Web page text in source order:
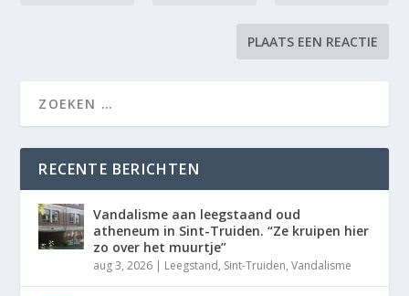
RECENTE BERICHTEN
Vandalisme aan leegstaand oud
atheneum in Sint-Truiden. “Ze kruipen hier
zo over het muurtje”
aug 3, 2026 | Leegstand, Sint-Truiden,Vandalisme